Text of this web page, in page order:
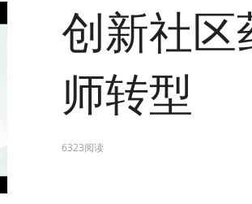
创新社
师转型
6323阅读